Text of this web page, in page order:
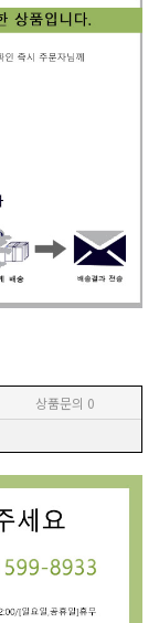
상품문의 0